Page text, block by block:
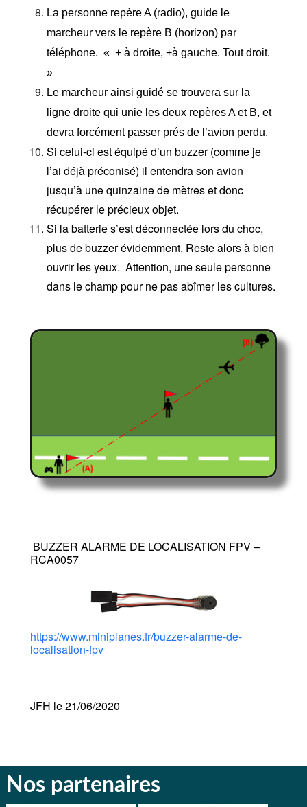
La personne repère A (radio), guide le
marcheur vers le repère B (horizon) par
téléphone. « + à droite, +à gauche. Tout droit.
»
Le marcheur ainsi guidé se trouvera sur la
ligne droite qui unie les deux repères A et B, et
devra forcément passer prés de l’avion perdu.
Si celui-ci est équipé d’un buzzer (comme je
l’ai déjà préconisé) il entendra son avion
jusqu’à une quinzaine de mètres et donc
récupérer le précieux objet.
Si la batterie s’est déconnectée lors du choc,
plus de buzzer évidemment. Reste alors à bien
ouvrir les yeux. Attention, une seule personne
dans le champ pour ne pas abîmer les cultures.
BUZZER ALARME DE LOCALISATION FPV –
RCA0057
https://www.miniplanes.fr/buzzer-alarme-de-
localisation-fpv
JFH le 21/06/2020
Nos partenaires